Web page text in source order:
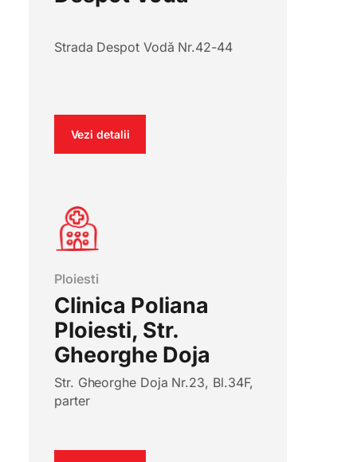
Strada Despot Vodă Nr.42-44
Vezi detalii
Ploiesti
Clinica Poliana
Ploiesti, Str.
Gheorghe Doja
Str. Gheorghe Doja Nr.23, Bl.34F,
parter